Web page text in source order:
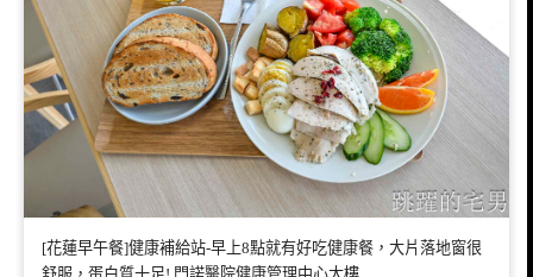
[花蓮早午餐]健康補給站-早上8點就有好吃健康餐，大片落地窗很